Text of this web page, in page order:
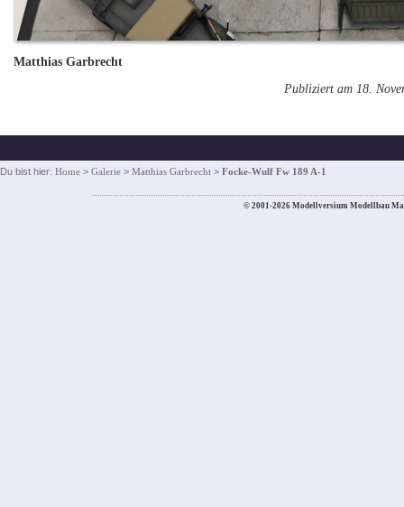
Matthias Garbrecht
Publiziert am 18.
Du bist hier: Home > Galerie > Matthias Garbrecht > Focke-Wulf Fw 189 A-1
© 2001-2026 Modellversium Modellbau